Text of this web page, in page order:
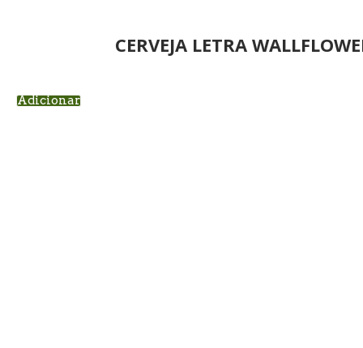
CERVEJA LETRA
Adicionar